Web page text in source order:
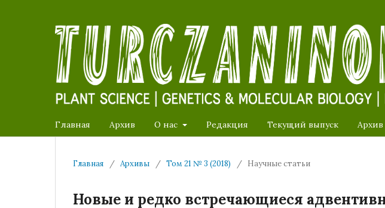
Главная Архив О нас Редакция Текущий выпуск Архив
Главная / Архивы / Том 21 № 3 (2018) / Научные статьи
Новые и редко встречающиеся